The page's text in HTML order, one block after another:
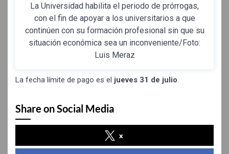
La Universidad habilita el periodo de prórrogas,
con el fin de apoyar a los universitarios a que
continúen con su formación profesional sin que su
situación económica sea un inconveniente/Foto:
Luis Meraz
La fecha límite de pago es el jueves 31 de julio.
Share on Social Media
x